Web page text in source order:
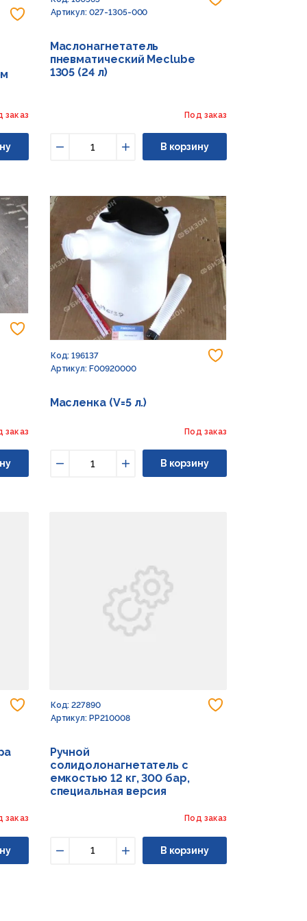
Добавить в избранное
заказ
Артикул: 027-1305-000
Маслонагнетатель
пневматический Meclube
1305 (24 л)
Под заказ
Увеличить
В корзину
Добавить в избранное
заказ
Код: 196137
Артикул: F00920000
Масленка (V=5 л.)
Под заказ
Увеличить
В корзину
Добавить в избранное
заказ
Код: 227890
Артикул: PP210008
Ручной
солидолонагнетатель с
емкостью 12 кг, 300 бар,
специальная версия
Под заказ
Увеличить
В корзину